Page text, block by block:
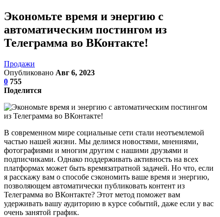
Экономьте время и энергию с
автоматическим постингом из
Телеграмма во ВКонтакте!
Продажи
Опубликовано Авг 6, 2023
0 755
Поделится
В современном мире социальные сети стали неотъемлемой
частью нашей жизни. Мы делимся новостями, мнениями,
фотографиями и многим другим с нашими друзьями и
подписчиками. Однако поддерживать активность на всех
платформах может быть времязатратной задачей. Но что, если
я расскажу вам о способе сэкономить ваше время и энергию,
позволяющем автоматически публиковать контент из
Телеграмма во ВКонтакте? Этот метод поможет вам
удерживать вашу аудиторию в курсе событий, даже если у вас
очень занятой график.